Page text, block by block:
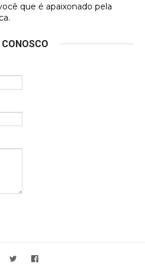
o encarte aqui, me
minha falta, informo
trazer mais contribuições
que é apaixonado pela
CONOSCO